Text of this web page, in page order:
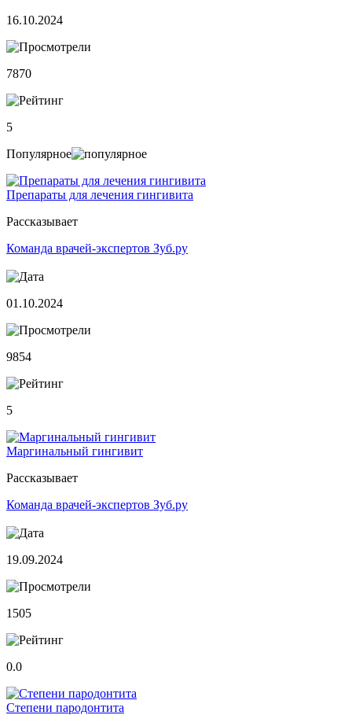
16.10.2024
7870
5
Популярное
Препараты для лечения гингивита
Рассказывает
Команда врачей-экспертов Зуб.ру
01.10.2024
9854
5
Маргинальный гингивит
Рассказывает
Команда врачей-экспертов Зуб.ру
19.09.2024
1505
0.0
Степени пародонтита